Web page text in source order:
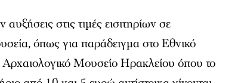
στις τιμές εισιτηρίων σε
όπως για παράδειγμα στο Εθνικό
Μουσείο Ηρακλείου όπου το